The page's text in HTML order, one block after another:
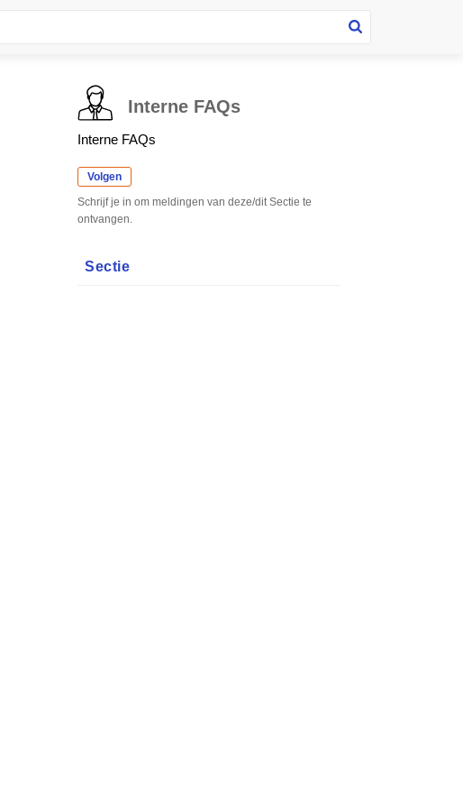
Interne FAQs
Interne FAQs
Volgen
Schrijf je in om meldingen van deze/dit Sectie te
ontvangen.
Sectie